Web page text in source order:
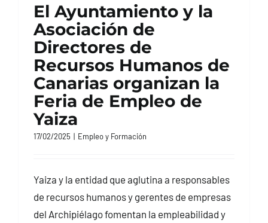
El Ayuntamiento y la
Asociación de
Directores de
Recursos Humanos de
Canarias organizan la
Feria de Empleo de
Yaiza
17/02/2025 | Empleo y Formación
Yaiza y la entidad que aglutina a responsables
de recursos humanos y gerentes de empresas
del Archipiélago fomentan la empleabilidad y